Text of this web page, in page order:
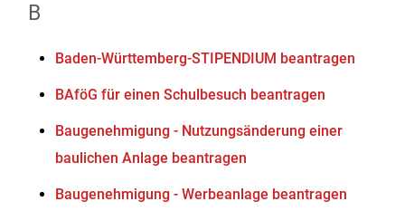
B
Baden-Württemberg-STIPENDIUM beantragen
BAföG für einen Schulbesuch beantragen
Baugenehmigung - Nutzungsänderung einer
baulichen Anlage beantragen
Baugenehmigung - Werbeanlage beantragen